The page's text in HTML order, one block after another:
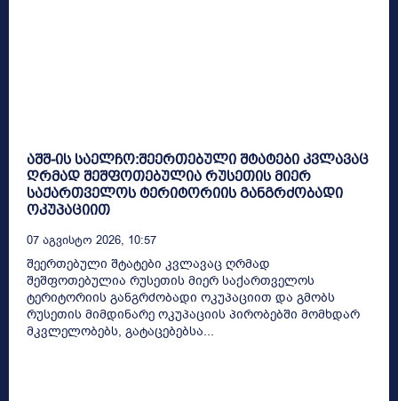
აშშ-ის საელჩო:შეერთებული შტატები კვლავაც
ღრმად შეშფოთებულია რუსეთის მიერ
საქართველოს ტერიტორიის განგრძობადი
ოკუპაციით
07 Აგვისტო 2026, 10:57
შეერთებული შტატები კვლავაც ღრმად
შეშფოთებულია რუსეთის მიერ საქართველოს
ტერიტორიის განგრძობადი ოკუპაციით და გმობს
რუსეთის მიმდინარე ოკუპაციის პირობებში მომხდარ
მკვლელობებს, გატაცებებსა...